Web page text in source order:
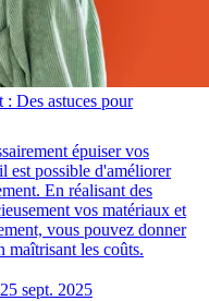
: Des astuces pour
épuiser vos
est possible d'améliorer
En réalisant des
vos matériaux et
vous pouvez donner
maîtrisant les coûts.
sept. 2025